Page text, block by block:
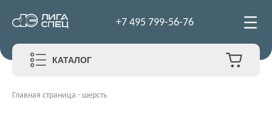
+7 495 799-56-76
КАТАЛОГ
Главная страница - шерсть